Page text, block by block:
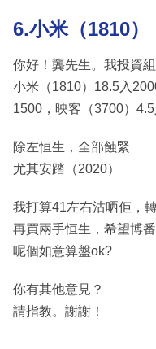
6.小米（1810）
你好！龔先生。我投資
小米（1810）18.5入
1500，映客（3700）
除左恒生，全部蝕緊
尤其安踏（2020）
我打算41左右沽哂佢，
再買兩手恒生，希望博
呢個如意算盤ok?
你有其他意見？
請指教。謝謝！